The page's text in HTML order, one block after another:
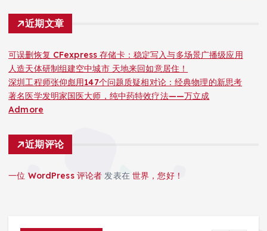
近期文章
可误删恢复 CFexpress 存储卡：稳定写入与多场景广播级应用
人造天体研制组建空中城市 天地来回如意居住！
深圳工程师张仰彪用147个问题质疑相对论：经典物理的新思考
著名医学发明家国医大师，纯中药特效疗法——万立成
Admore
近期评论
一位 WordPress 评论者 发表在世界，您好！